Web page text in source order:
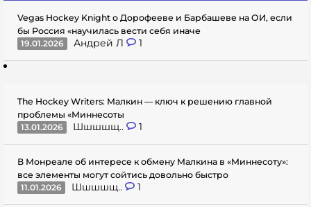
Vegas Hockey Knight о Дорофееве и Барбашеве на ОИ, если
бы Россия «научилась вести себя иначе
19.01.2026
Андрей Л 1
The Hockey Writers: Малкин — ключ к решению главной
проблемы «Миннесоты
13.01.2026
Шшшшщ.. 1
В Монреале об интересе к обмену Малкина в «Миннесоту»:
все элементы могут сойтись довольно быстро
11.01.2026
Шшшшщ.. 1